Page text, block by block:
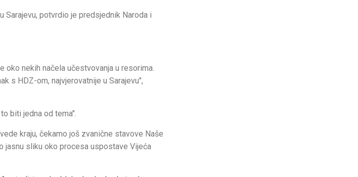
Sarajevu, potvrdio je predsjednik Naroda i
nekih načela učestvovanja u resorima.
s HDZ-om, najvjerovatnije u Sarajevu",
biti jedna od tema".
kraju, čekamo još zvanične stavove Naše
jasnu sliku oko procesa uspostave Vijeća